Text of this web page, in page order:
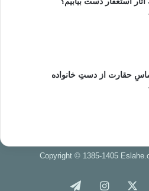
حقارت از دستِ خانواده
Copyright © 1385-1405
فیس اینستاگرام